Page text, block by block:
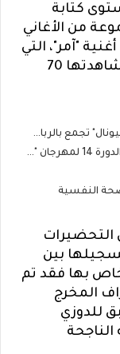
كتابة
من الأغاني
"آمر"، التي
حققت نجاحا كبيرا وتجاوزت نسب مشاهدتها 70
غفير
التحضيرات
وثم تسجيلها بين
بها فقد تم
المخرج
للدوزي